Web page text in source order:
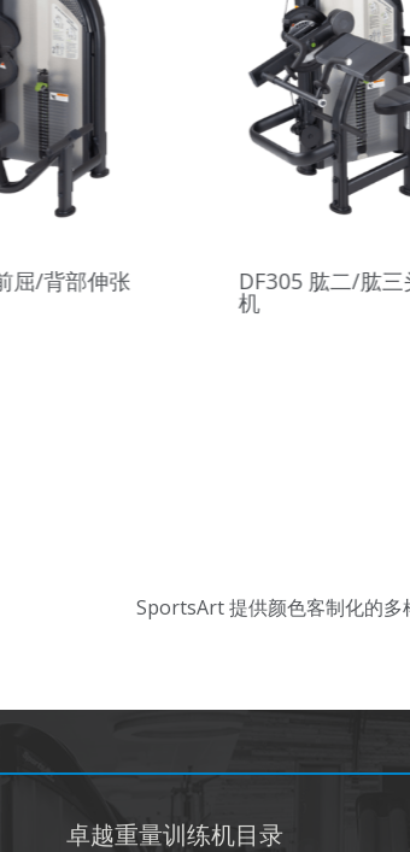
三角肌训练 DF303 高拉滑轮
训练机
SportsArt 提供颜色客制化的多
卓越重量训练机目录